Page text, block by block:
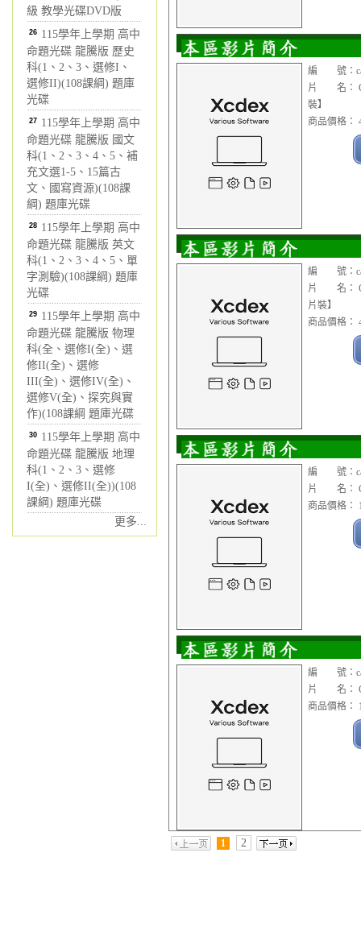
級 教學光碟DVD版
26 115學年上學期 高中
命題光碟 龍騰版 歷史
科(1、2、3、選修I、
選修II)(108課綱) 題庫
光碟
27 115學年上學期 高中
命題光碟 龍騰版 國文
科(1、2、3、4、5、補
充文選1-5、15篇古
文、國寫資源)(108課
綱) 題庫光碟
28 115學年上學期 高中
命題光碟 龍騰版 英文
科(1、2、3、4、5、單
字測驗)(108課綱) 題庫
光碟
29 115學年上學期 高中
命題光碟 龍騰版 物理
科(全、選修I(全)、選
修II(全)、選修
III(全)、選修IV(全)、
選修V(全)、探究與實
作)(108課綱 題庫光碟
30 115學年上學期 高中
命題光碟 龍騰版 地理
科(1、2、3、選修
I(全)、選修II(全))(108
課綱) 題庫光碟
更多...
編 號：
片 名：
裝】
商品價格：
編 號：
片 名：
片裝】
商品價格：
編 號：
片 名：
商品價格：
編 號：
片 名：
商品價格：
1 2